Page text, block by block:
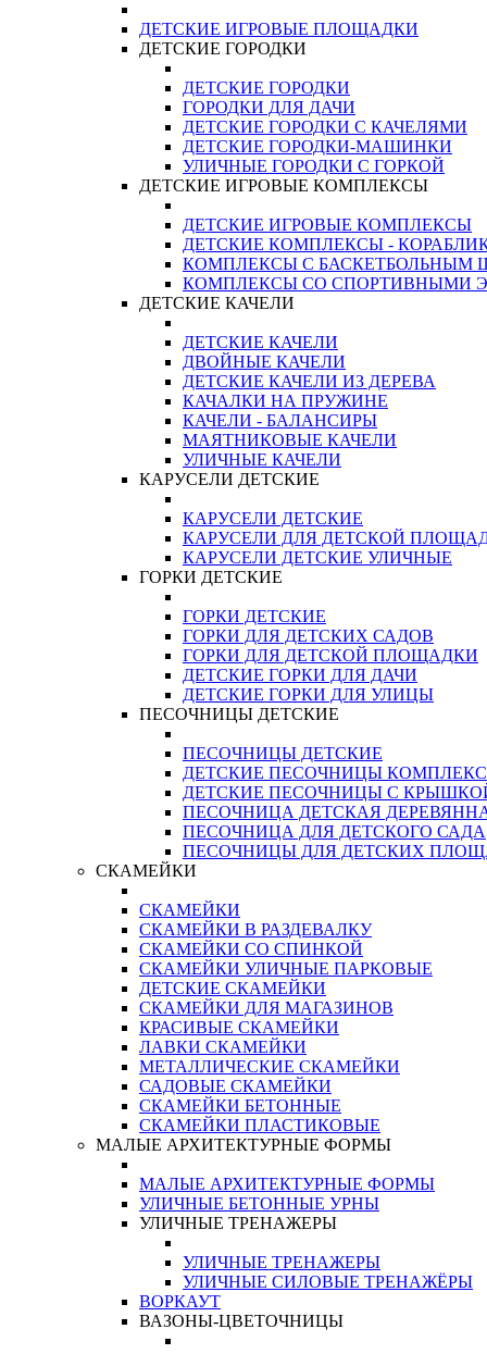
ДЕТСКИЕ ИГРОВЫЕ ПЛОЩАДКИ
ДЕТСКИЕ ГОРОДКИ
ДЕТСКИЕ ГОРОДКИ
ГОРОДКИ ДЛЯ ДАЧИ
ДЕТСКИЕ ГОРОДКИ С КАЧЕЛЯМИ
ДЕТСКИЕ ГОРОДКИ-МАШИНКИ
УЛИЧНЫЕ ГОРОДКИ С ГОРКОЙ
ДЕТСКИЕ ИГРОВЫЕ КОМПЛЕКСЫ
ДЕТСКИЕ ИГРОВЫЕ КОМПЛЕКСЫ
ДЕТСКИЕ КОМПЛЕКСЫ -
КОМПЛЕКСЫ С БАСКЕТБОЛЬНЫМ
КОМПЛЕКСЫ СО СПОРТИВНЫМИ
ДЕТСКИЕ КАЧЕЛИ
ДЕТСКИЕ КАЧЕЛИ
ДВОЙНЫЕ КАЧЕЛИ
ДЕТСКИЕ КАЧЕЛИ ИЗ ДЕРЕВА
КАЧАЛКИ НА ПРУЖИНЕ
КАЧЕЛИ - БАЛАНСИРЫ
МАЯТНИКОВЫЕ КАЧЕЛИ
УЛИЧНЫЕ КАЧЕЛИ
КАРУСЕЛИ ДЕТСКИЕ
КАРУСЕЛИ ДЕТСКИЕ
КАРУСЕЛИ ДЛЯ ДЕТСКОЙ
КАРУСЕЛИ ДЕТСКИЕ УЛИЧНЫЕ
ГОРКИ ДЕТСКИЕ
ГОРКИ ДЕТСКИЕ
ГОРКИ ДЛЯ ДЕТСКИХ САДОВ
ГОРКИ ДЛЯ ДЕТСКОЙ ПЛОЩАДКИ
ДЕТСКИЕ ГОРКИ ДЛЯ ДАЧИ
ДЕТСКИЕ ГОРКИ ДЛЯ УЛИЦЫ
ПЕСОЧНИЦЫ ДЕТСКИЕ
ПЕСОЧНИЦЫ ДЕТСКИЕ
ДЕТСКИЕ ПЕСОЧНИЦЫ
ДЕТСКИЕ ПЕСОЧНИЦЫ С
ПЕСОЧНИЦА ДЕТСКАЯ
ПЕСОЧНИЦА ДЛЯ ДЕТСКОГО САДА
ПЕСОЧНИЦЫ ДЛЯ ДЕТСКИХ
СКАМЕЙКИ
СКАМЕЙКИ
СКАМЕЙКИ В РАЗДЕВАЛКУ
СКАМЕЙКИ СО СПИНКОЙ
СКАМЕЙКИ УЛИЧНЫЕ ПАРКОВЫЕ
ДЕТСКИЕ СКАМЕЙКИ
СКАМЕЙКИ ДЛЯ МАГАЗИНОВ
КРАСИВЫЕ СКАМЕЙКИ
ЛАВКИ СКАМЕЙКИ
МЕТАЛЛИЧЕСКИЕ СКАМЕЙКИ
САДОВЫЕ СКАМЕЙКИ
СКАМЕЙКИ БЕТОННЫЕ
СКАМЕЙКИ ПЛАСТИКОВЫЕ
МАЛЫЕ АРХИТЕКТУРНЫЕ ФОРМЫ
МАЛЫЕ АРХИТЕКТУРНЫЕ ФОРМЫ
УЛИЧНЫЕ БЕТОННЫЕ УРНЫ
УЛИЧНЫЕ ТРЕНАЖЕРЫ
УЛИЧНЫЕ ТРЕНАЖЕРЫ
УЛИЧНЫЕ СИЛОВЫЕ ТРЕНАЖЁРЫ
ВОРКАУТ
ВАЗОНЫ-ЦВЕТОЧНИЦЫ